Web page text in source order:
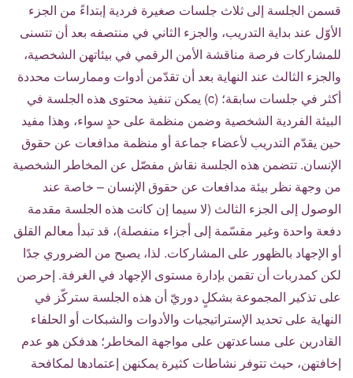
قسمن الجلسة إلى ثلاث جلسات صغيرة فردية إبتداءً من الجزء
الأوّل عند بداية التدريب، والجزء الثاني في منتصفه بعد أن تتسنى
للمشاركات فرصة مناقشة الأمن الرقمي في بيئاتهن الشخصية،
والجزء الثالث عند النهاية بعد أن تقدّمن أدوات وممارسات محددة
أكثر في جلسات سابقة؛ (c) يمكن تنفيذ محتوى هذه الجلسة في
البيئة الفردية الشخصية وضمن منظمة على حدٍ سواء، وهذا مفيد
حين يقدّم التدريب لأعضاء جماعة أو منظمة مدافعات عن حقوق
الإنسان. تتضمن هذه الجلسة نقاش مفصّل عن المخاطر الشخصية
من وجهة نظر بيئة مدافعات عن حقوق الإنسان – خاصة عند
الوصول إلى الجزء الثالث (لا سيما إن كانت هذه الجلسة مقدمة
دفعة واحدة وغير مقسّمة إلى أجزاء منفصلة)، قد تبدأ معالم القلق
أو الإجهاد بالظهور على المشاركات. لذا، يصبح من الضروري جدًا
لكن كمدربات أن تقمن بإدارة مستوى الإجهاد في الغرفة. إحرصن
على تذكير المجموعة بشكلٍ دوريّ أن هذه الجلسة ستركّز في
النهاية على تحديد الإستراتيجيات والأدوات والشبكات أو الحلفاء
القادرين على مساعدتهن على مواجهة المخاطر؛ هدفكن هو عدم
إخافتهن، حيث تتوفر نشاطات كثيرة يمكنهن إعتمادها لمكافحة